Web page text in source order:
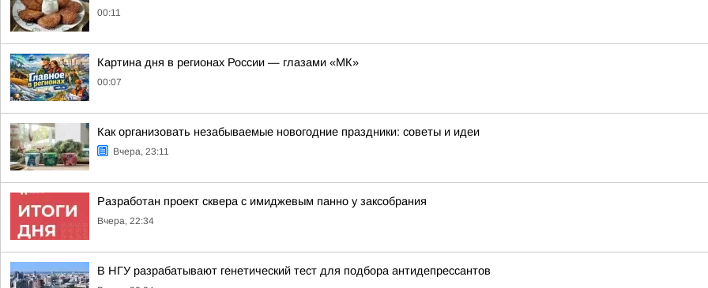
00:11
Картина дня в регионах России — глазами «МК»
00:07
Как организовать незабываемые новогодние праздники: советы и идеи
Вчера, 23:11
Разработан проект сквера с имиджевым панно у заксобрания
Вчера, 22:34
В НГУ разрабатывают генетический тест для подбора антидепрессантов